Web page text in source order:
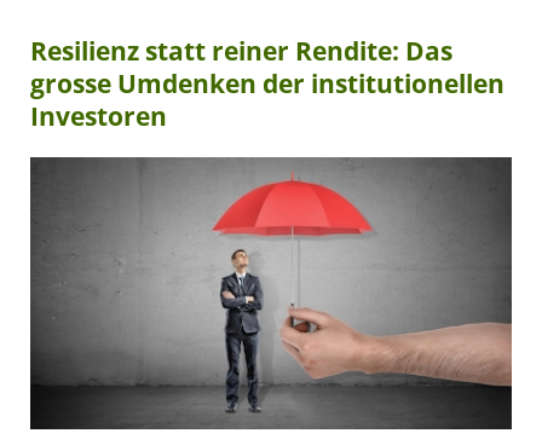
Resilienz statt reiner Rendite: Das
grosse Umdenken der institutionellen
Investoren